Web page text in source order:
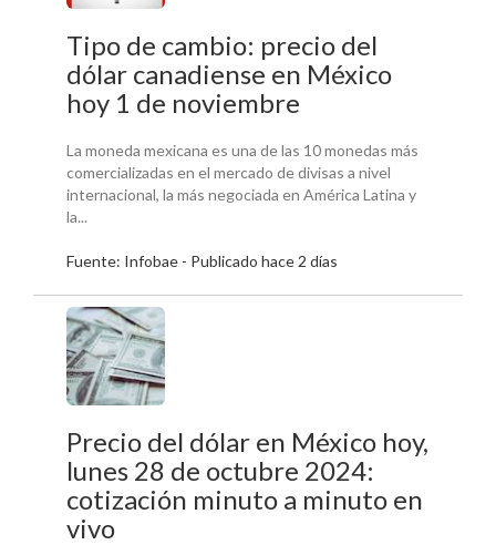
Tipo de cambio: precio del
dólar canadiense en México
hoy 1 de noviembre
La moneda mexicana es una de las 10 monedas más
comercializadas en el mercado de divisas a nivel
internacional, la más negociada en América Latina y
la...
Fuente: Infobae - Publicado hace 2 días
Precio del dólar en México hoy,
lunes 28 de octubre 2024:
cotización minuto a minuto en
vivo